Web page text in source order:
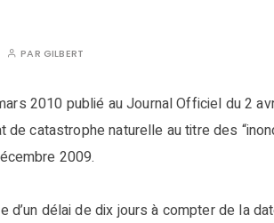
PAR GILBERT
2010 publié au Journal Officiel du 2
de catastrophe naturelle au titre des
2009.
délai de dix jours à compter de la